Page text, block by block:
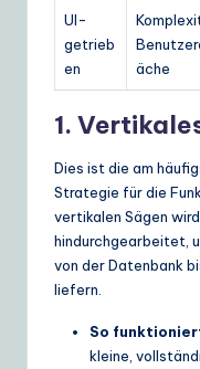
UI-
getrieb
en
äche
1.
Dies ist die am
Strategie für die
vertikalen Sägen
hindurchgearbeitet,
von der Datenbank
liefern.
So
kleine,